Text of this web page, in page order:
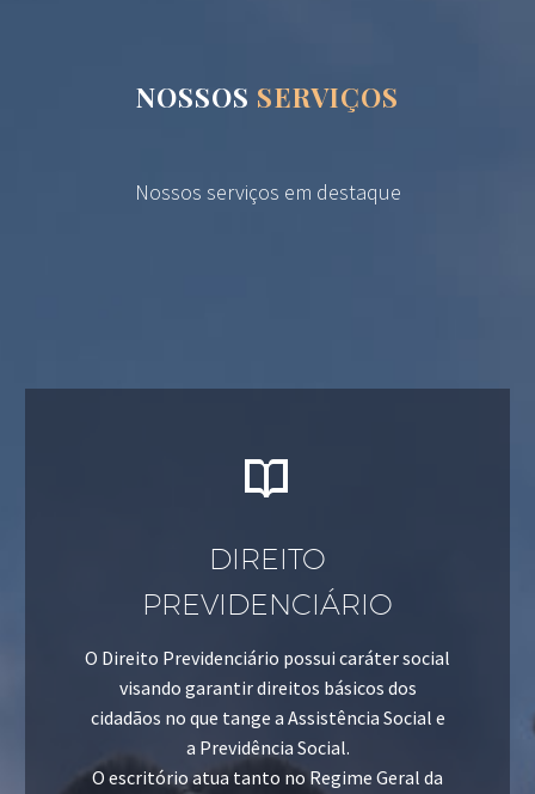
NOSSOS SERVIÇOS
Nossos serviços em destaque


DIREITO
PREVIDENCIÁRIO
O Direito Previdenciário possui caráter social
visando garantir direitos básicos dos
cidadãos no que tange a Assistência Social e
a Previdência Social.
O escritório atua tanto no Regime Geral da